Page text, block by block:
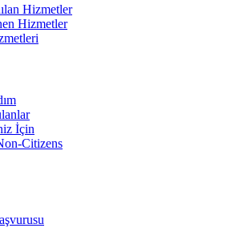
Hizmetler
Hizmetler
İçin
Citizens